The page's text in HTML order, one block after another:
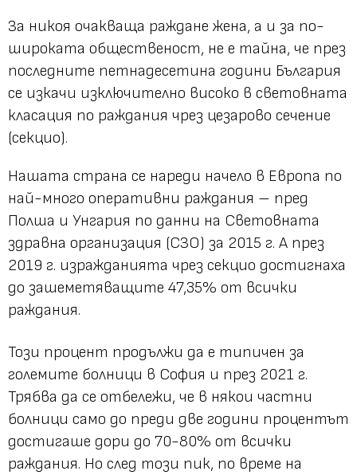
За никоя очакваща раждане жена, а и за по-
широката общественост, не е тайна, че през
последните петнадесетина години България
се изкачи изключително високо в световната
класация по раждания чрез цезарово сечение
(секцио).
Нашата страна се нареди начело в Европа по
най-много оперативни раждания – пред
Полша и Унгария по данни на Световната
здравна организация (СЗО) за 2015 г. А през
2019 г. изражданията чрез секцио достигнаха
до зашеметяващите 47,35% от всички
раждания.
Този процент продължи да е типичен за
големите болници в София и през 2021 г.
Трябва да се отбележи, че в някои частни
болници само до преди две години процентът
достигаше дори до 70-80% от всички
раждания. Но след този пик, по време на